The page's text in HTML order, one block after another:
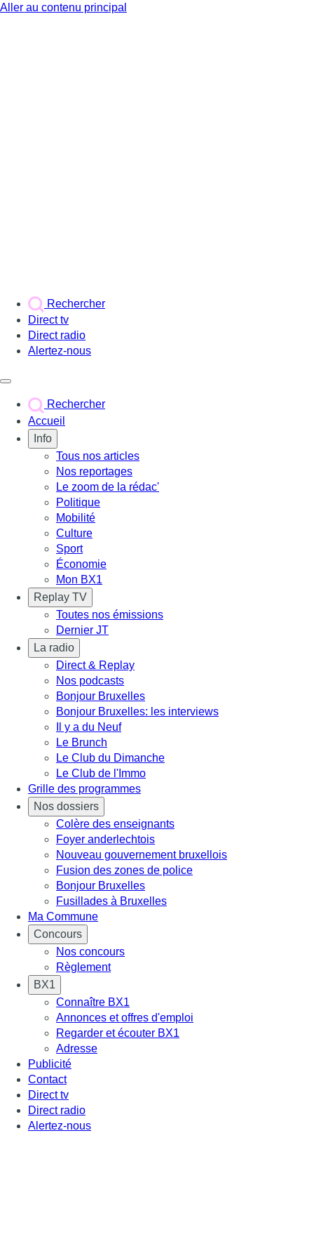
Aller au contenu principal
Rechercher
Direct tv
Direct radio
Alertez-nous
Rechercher
Accueil
Info
Tous nos articles
Nos reportages
Le zoom de la rédac'
Politique
Mobilité
Culture
Sport
Économie
Mon BX1
Replay TV
Toutes nos émissions
Dernier JT
La radio
Direct & Replay
Nos podcasts
Bonjour Bruxelles
Bonjour Bruxelles: les interviews
Il y a du Neuf
Le Brunch
Le Club du Dimanche
Le Club de l'Immo
Grille des programmes
Nos dossiers
Colère des enseignants
Foyer anderlechtois
Nouveau gouvernement bruxellois
Fusion des zones de police
Bonjour Bruxelles
Fusillades à Bruxelles
Ma Commune
Concours
Nos concours
Règlement
BX1
Connaître BX1
Annonces et offres d'emploi
Regarder et écouter BX1
Adresse
Publicité
Contact
Direct tv
Direct radio
Alertez-nous